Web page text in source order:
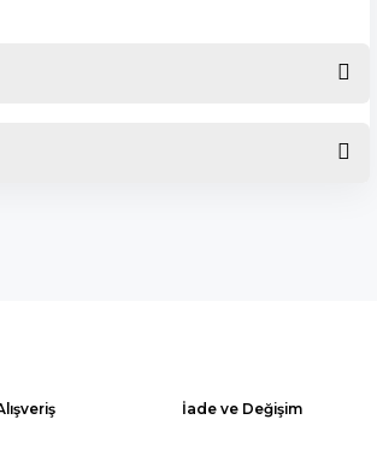
iletebilirsiniz.
için teşekkür ederiz.
hatalar bulunuyor.
İade ve Değişim